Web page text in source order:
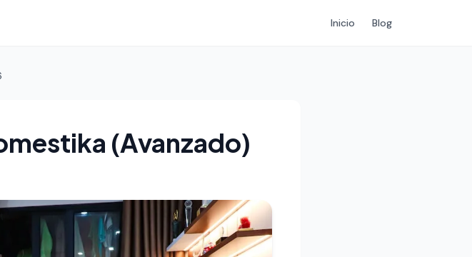
Inicio Blog
(Avanzado)